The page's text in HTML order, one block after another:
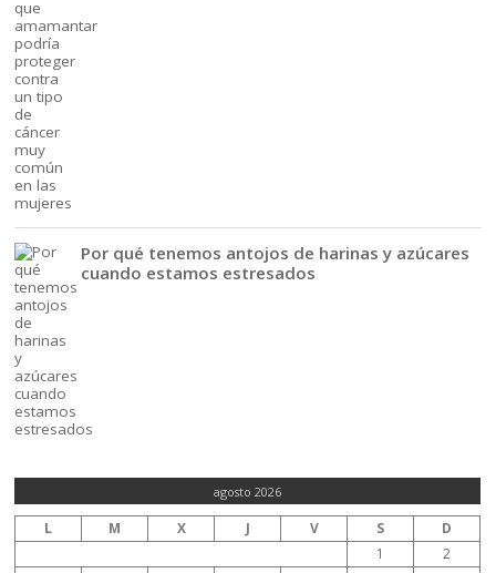
Por qué tenemos antojos de harinas y azúcares
cuando estamos estresados
agosto 2026
L M X J V S
D
1
2